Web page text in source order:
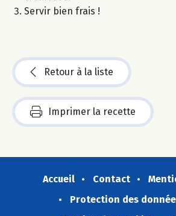
Servir bien frais !
Retour à la liste
Imprimer la recette
Accueil Contact
Protection des